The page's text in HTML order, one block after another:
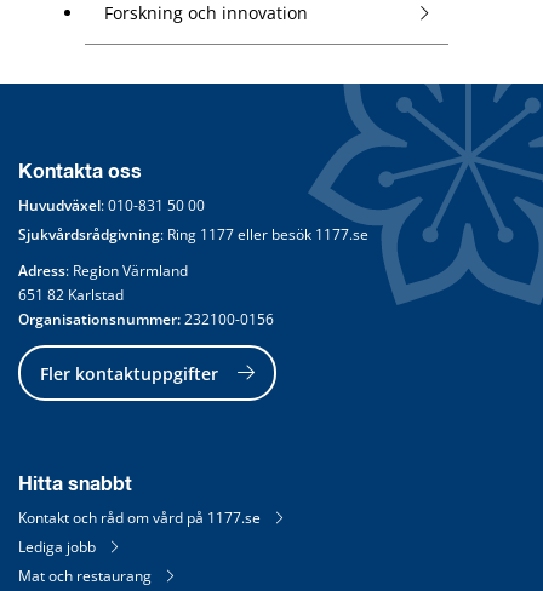
Forskning och innovation
Kontakta oss
Huvudväxel: 010-831 50 00
Sjukvårdsrådgivning: Ring 1177 eller besök 1177.se
Adress: Region Värmland
651 82 Karlstad
Organisationsnummer: 232100-0156
Fler kontaktuppgifter
Hitta snabbt
Kontakt och råd om vård på 1177.se
Lediga jobb
Mat och restaurang